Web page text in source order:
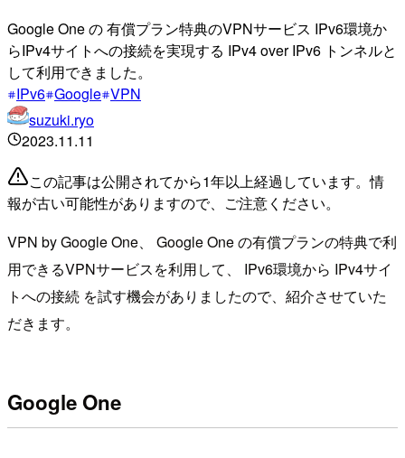
Google One の 有償プラン特典のVPNサービス IPv6環境か
らIPv4サイトへの接続を実現する IPv4 over IPv6 トンネルと
して利用できました。
IPv6 Google VPN
suzuki.ryo
2023.11.11
この記事は公開されてから1年以上経過しています。情
報が古い可能性がありますので、ご注意ください。
VPN by Google One、 Google One の有償プランの特典で利
用できるVPNサービスを利用して、 IPv6環境から IPv4サイ
トへの接続 を試す機会がありましたので、紹介させていた
だきます。
Google One